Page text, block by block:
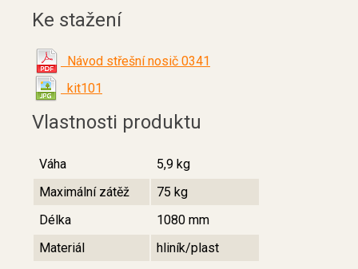
Ke stažení
Návod střešní nosič 0341
kit101
Vlastnosti produktu
Váha
5,9 kg
Maximální zátěž
75 kg
Délka
1080 mm
Materiál
hliník/plast